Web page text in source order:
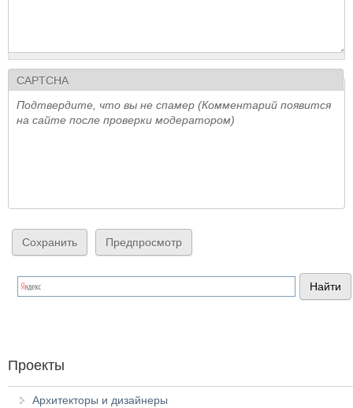
CAPTCHA
Подтвердите, что вы не спамер (Комментарий появится
на сайте после проверки модератором)
Проекты
Архитекторы и дизайнеры